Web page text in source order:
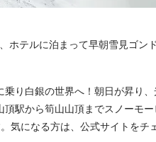
ホテルに泊まって早朝雪見ゴン
り白銀の世界へ！朝日が昇り
駅から筍山山頂までスノーモ
気になる方は、公式サイトをチ